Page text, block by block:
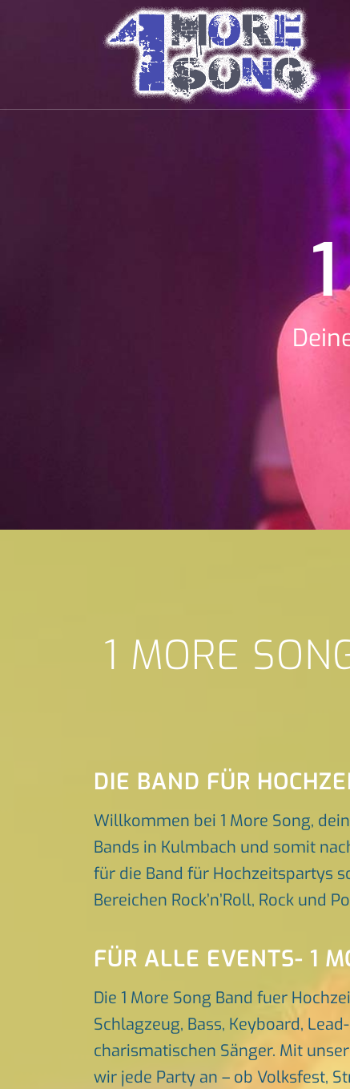
1 MORE
DIE BAND FÜR
Willkommen bei 1 More Song,
Bands in Kulmbach und somit
für die Band für Hochzeitspartys
Bereichen Rock’n’Roll, Rock und
FÜR ALLE EVENTS- 1
Die 1 More Song Band fuer
Schlagzeug, Bass, Keyboard,
charismatischen Sänger. Mit
wir jede Party an – ob Volksfest,